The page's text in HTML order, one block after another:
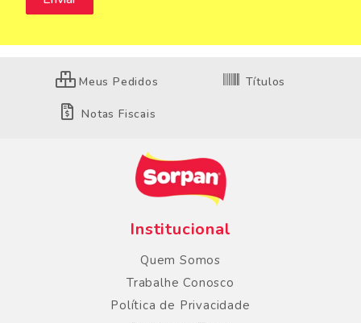
Meus Pedidos Títulos
Notas Fiscais
Institucional
Quem Somos
Trabalhe Conosco
Política de Privacidade